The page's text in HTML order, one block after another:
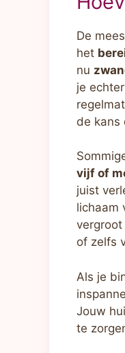
De
het
nu
je
de kans
vijf of
juist
lichaam
of zelfs
Als je
Jouw
te